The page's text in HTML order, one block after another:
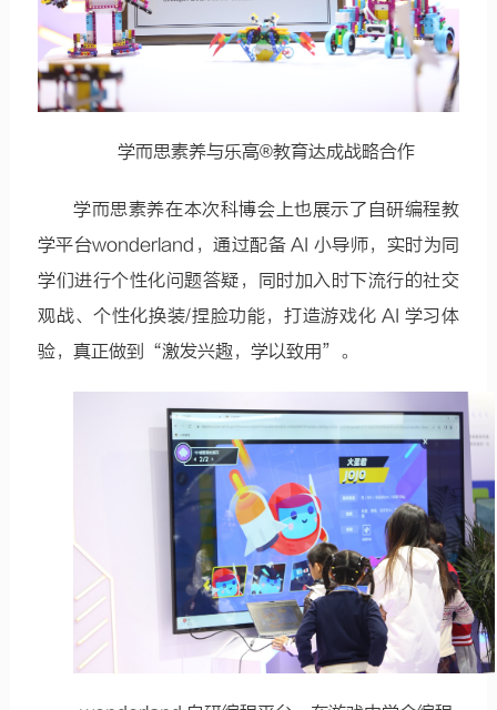
学而思素养与乐高®教育达成战略合作
学而思素养在本次科博会上也展示了自研编程教
学平台wonderland，通过配备 AI 小导师，实时为同
学们进行个性化问题答疑，同时加入时下流行的社交
观战、个性化换装/捏脸功能，打造游戏化 AI 学习体
验，真正做到“激发兴趣，学以致用”。